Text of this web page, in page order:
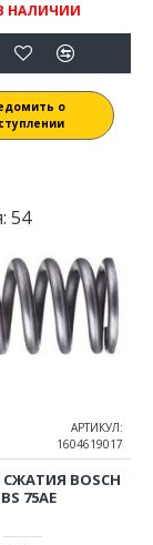
НАЛИЧИИ
о
54
АРТИКУЛ:
1604619017
BOSCH
75AE